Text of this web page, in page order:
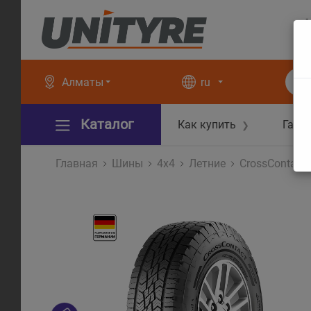
Алматы ru
Каталог Как купить ❯
Главная Шины 4x4 Летние CrossContact